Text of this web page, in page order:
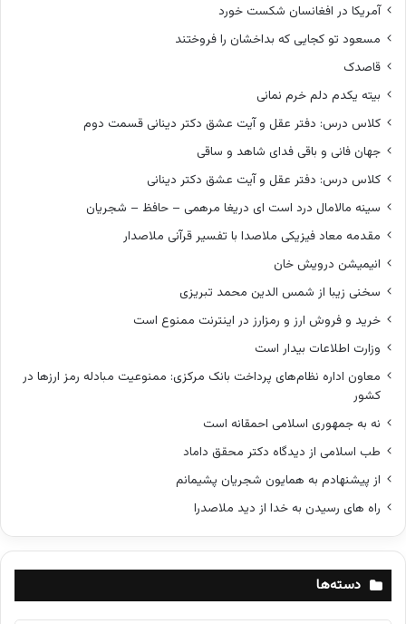
آمریکا در افغانسان شکست خورد
مسعود تو کجایی که بداخشان را فروختند
قاصدک
بیته یکدم دلم خرم نمانی
کلاس درس: دفتر عقل و آیت عشق دکتر دینانی قسمت دوم
جهان فانی و باقی فدای شاهد و ساقی
کلاس درس: دفتر عقل و آیت عشق دکتر دینانی
سینه مالامال درد است ای دریغا مرهمی – حافظ – شجریان
مقدمه معاد فیزیکی ملاصدا با تفسیر قرآنی ملاصدار
انیمیشن درویش خان
سخنی زیبا از شمس الدین محمد تبریزی
خرید و فروش ارز و رمزارز در اینترنت ممنوع است
وزارت اطلاعات بیدار است
معاون اداره نظام‌های پرداخت بانک مرکزی: ممنوعیت مبادله رمز ارزها در
کشور
نه به جمهوری اسلامی احمقانه است
طب اسلامی از دیدگاه دکتر محقق داماد
از پیشنهادم به همایون شجریان پشیمانم
راه های رسیدن به خدا از دید ملاصدرا
دسته‌ها